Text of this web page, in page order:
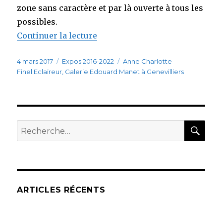
zone sans caractère et par là ouverte à tous les
possibles.
Continuer la lecture
Publié
le
4 mars 2017 Catégories
Expos 2016-2022 Étiquettes
Anne Charlotte
Finel.Eclaireur, Galerie Edouard Manet à Genevilliers
Recherche
pour
ARTICLES RÉCENTS